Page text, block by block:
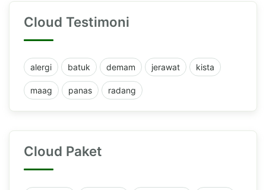
Cloud Testimoni
alergi batuk demam jerawat kista
maag panas radang
Cloud Paket